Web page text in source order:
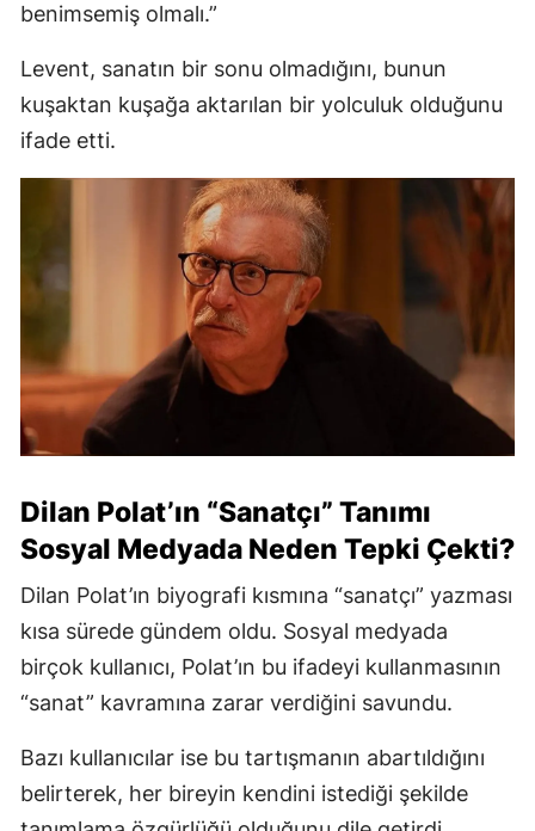
benimsemiş olmalı.”
Levent, sanatın bir sonu olmadığını, bunun
kuşaktan kuşağa aktarılan bir yolculuk olduğunu
ifade etti.
Dilan Polat’ın “Sanatçı” Tanımı
Sosyal Medyada Neden Tepki Çekti?
Dilan Polat’ın biyografi kısmına “sanatçı” yazması
kısa sürede gündem oldu. Sosyal medyada
birçok kullanıcı, Polat’ın bu ifadeyi kullanmasının
“sanat” kavramına zarar verdiğini savundu.
Bazı kullanıcılar ise bu tartışmanın abartıldığını
belirterek, her bireyin kendini istediği şekilde